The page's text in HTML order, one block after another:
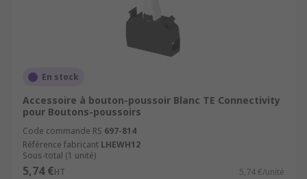
En stock
Accessoire à bouton-poussoir Blanc TE Connectivity
pour Boutons-poussoirs
Code commande RS 697-814
Référence fabricant LHEWH12
Sous-total (1 unité)
5,74 €HT 5,74 €/unité